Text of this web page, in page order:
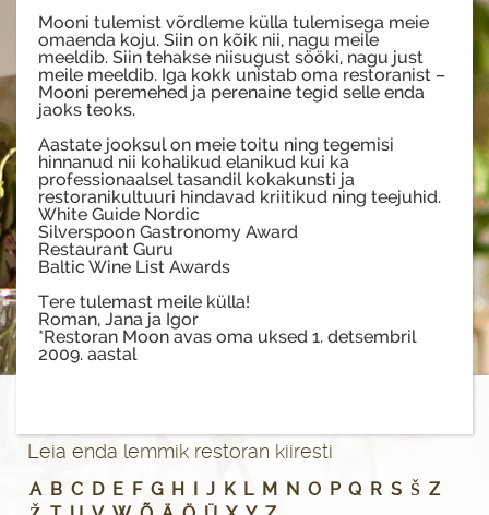
Mooni tulemist võrdleme külla tulemisega meie
omaenda koju. Siin on kõik nii, nagu meile
meeldib. Siin tehakse niisugust sööki, nagu just
meile meeldib. Iga kokk unistab oma restoranist –
Mooni peremehed ja perenaine tegid selle enda
jaoks teoks.
Aastate jooksul on meie toitu ning tegemisi
hinnanud nii kohalikud elanikud kui ka
professionaalsel tasandil kokakunsti ja
restoranikultuuri hindavad kriitikud ning teejuhid.
White Guide Nordic
Silverspoon Gastronomy Award
Restaurant Guru
Baltic Wine List Awards
Tere tulemast meile külla!
Roman, Jana ja Igor
*Restoran Moon avas oma uksed 1. detsembril
2009. aastal
Leia enda lemmik restoran kiiresti
A B C D E F G H J K L M N O P Q R S Š Z